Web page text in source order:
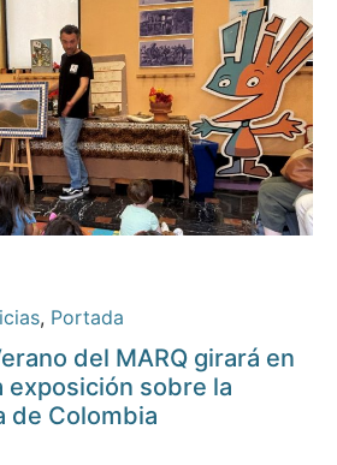
, Portada
del MARQ girará en
exposición sobre la
de Colombia